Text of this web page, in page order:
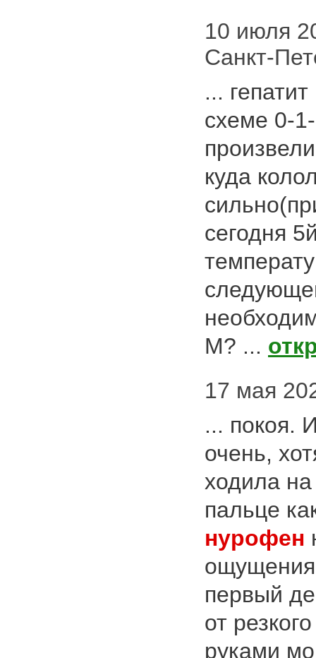
10 июля
Санкт-
...
схеме 0-
куда
сегодня
М? ...
17 мая
... покоя.
очень,
ходила
пальце
нурофен
первый
от
руками